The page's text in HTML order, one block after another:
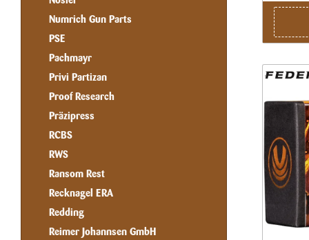
Numrich Gun Parts
PSE
Pachmayr
Privi Partizan
Proof Research
Präzipress
RCBS
RWS
Ransom Rest
Recknagel ERA
Redding
Reimer Johannsen GmbH
für
eine
Fusion
.497 •
mm •
0,264